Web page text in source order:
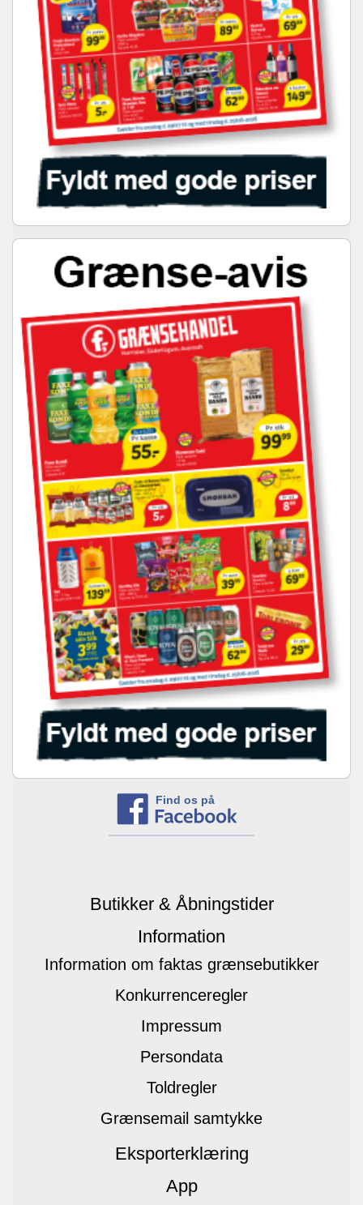
Find os på
Butikker & Åbningstider
Information
Information om faktas grænsebutikker
Konkurrenceregler
Impressum
Persondata
Toldregler
Grænsemail samtykke
Eksporterklæring
App